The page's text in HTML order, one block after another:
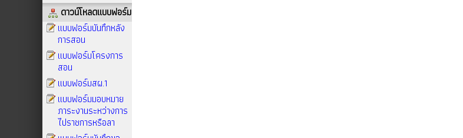
ดาวน์โหลดแบบฟอร์ม
แบบฟอร์มบันทึกหลัง
การสอน
แบบฟอร์มโครงการ
สอน
แบบฟอร์มสผ.1
แบบฟอร์มมอบหมาย
ภาระงานระหว่างการ
ไปราชการหรือลา